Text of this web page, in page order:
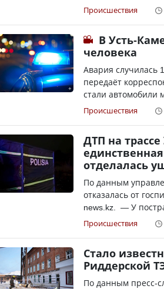
Происшествия
В Усть-
человека
Авария случилась
передаёт
стали автомобили
Происшествия
ДТП на
отделалась
По данным
отказалась от
news.kz. — У
Происшествия
Стало
Риддерской
По данным пресс-